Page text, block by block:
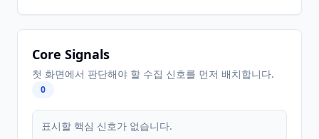
Core Signals
첫 화면에서 판단해야 할 수집 신호를 먼저 배치합니다.
0
표시할 핵심 신호가 없습니다.